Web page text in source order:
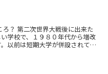
学校で、１９８０年代から増改
以前は短期大学が併設されてい